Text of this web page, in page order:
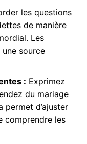
les questions
de manière
Les
source
: Exprimez
du mariage
d’ajuster
comprendre les